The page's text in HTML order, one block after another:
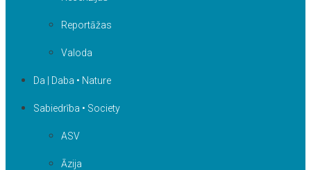
Reportāžas
Valoda
Da | Daba • Nature
Sabiedrība • Society
ASV
Āzija